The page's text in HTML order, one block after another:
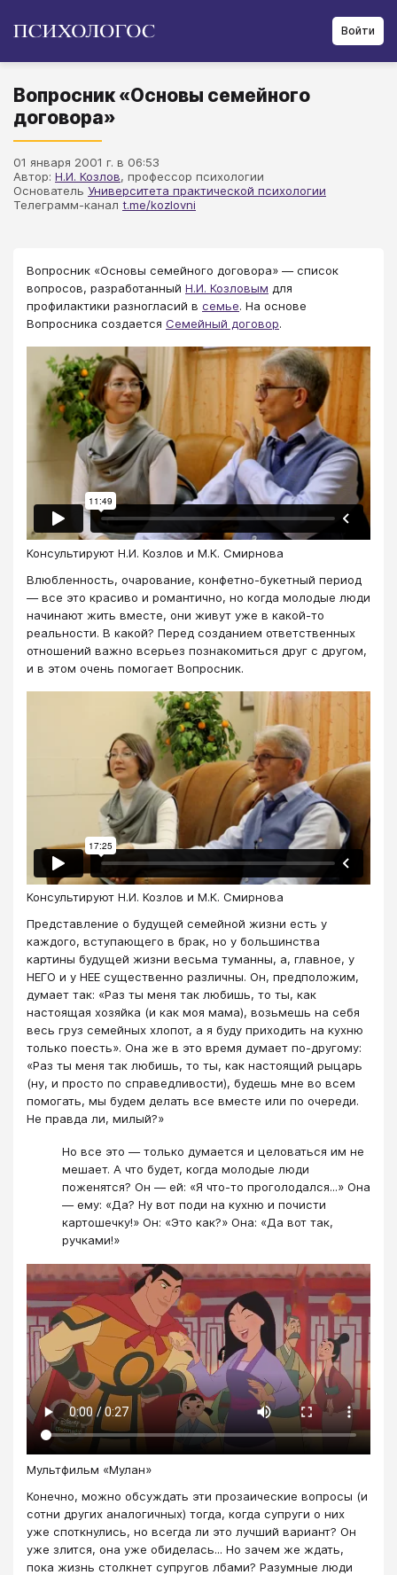
Войти
Вопросник «Основы семейного
договора»
01 января 2001 г. в 06:53
Автор: Н.И. Козлов, профессор психологии
Основатель Университета практической психологии
Телеграмм-канал t.me/kozlovni
Вопросник «Основы семейного договора» — список
вопросов, разработанный Н.И. Козловым для
профилактики разногласий в семье. На основе
Вопросника создается Семейный договор.
Консультируют Н.И. Козлов и М.К. Смирнова
Влюбленность, очарование, конфетно-букетный период
— все это красиво и романтично, но когда молодые люди
начинают жить вместе, они живут уже в какой-то
реальности. В какой? Перед созданием ответственных
отношений важно всерьез познакомиться друг с другом,
и в этом очень помогает Вопросник.
Консультируют Н.И. Козлов и М.К. Смирнова
Представление о будущей семейной жизни есть у
каждого, вступающего в брак, но у большинства
картины будущей жизни весьма туманны, а, главное, у
НЕГО и у НЕЕ существенно различны. Он, предположим,
думает так: «Раз ты меня так любишь, то ты, как
настоящая хозяйка (и как моя мама), возьмешь на себя
весь груз семейных хлопот, а я буду приходить на кухню
только поесть». Она же в это время думает по-другому:
«Раз ты меня так любишь, то ты, как настоящий рыцарь
(ну, и просто по справедливости), будешь мне во всем
помогать, мы будем делать все вместе или по очереди.
Не правда ли, милый?»
Но все это — только думается и целоваться им не
мешает. А что будет, когда молодые люди
поженятся? Он — ей: «Я что-то проголодался...» Она
— ему: «Да? Ну вот поди на кухню и почисти
картошечку!» Он: «Это как?» Она: «Да вот так,
ручками!»
Мультфильм «Мулан»
Конечно, можно обсуждать эти прозаические вопросы (и
сотни других аналогичных) тогда, когда супруги о них
уже споткнулись, но всегда ли это лучший вариант? Он
уже злится, она уже обиделась... Но зачем же ждать,
пока жизнь столкнет супругов лбами? Разумные люди